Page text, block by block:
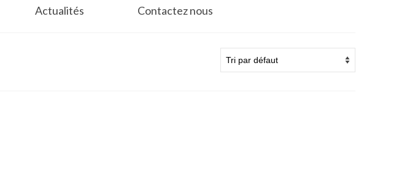
Actualités Contactez nous